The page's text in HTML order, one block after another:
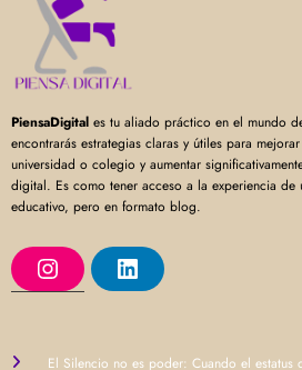
PiensaDigital es tu aliado práctico en el mundo
encontrarás estrategias claras y útiles para
universidad o colegio y aumentar
digital. Es como tener acceso a la experiencia de
educativo, pero en formato blog.
I
n
r
L
i
I
El Silencio no es poder: Cuando el estatus